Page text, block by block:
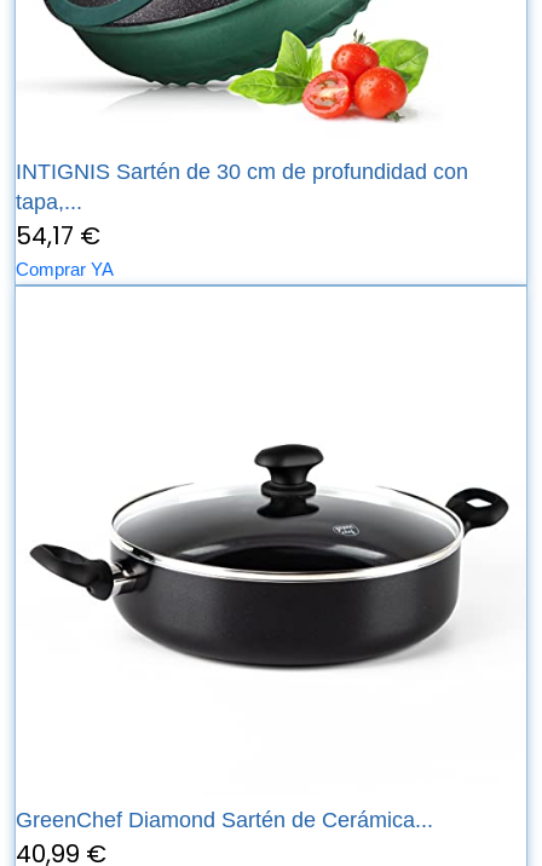
INTIGNIS Sartén de 30 cm de profundidad con
tapa,...
54,17 €
Comprar YA
GreenChef Diamond Sartén de Cerámica...
40,99 €